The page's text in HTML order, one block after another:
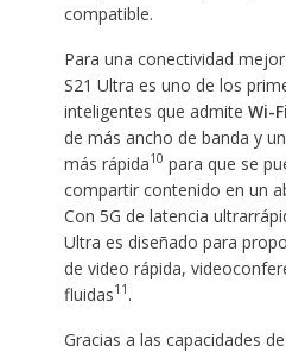
compatible.
Para una conectividad
S21 Ultra es uno de los
inteligentes que admite Wi-
de más ancho de banda y
más rápida10 para que se
compartir contenido en un
Con 5G de latencia
Ultra es diseñado para
de video rápida,
fluidas11 .
Gracias a las capacidades